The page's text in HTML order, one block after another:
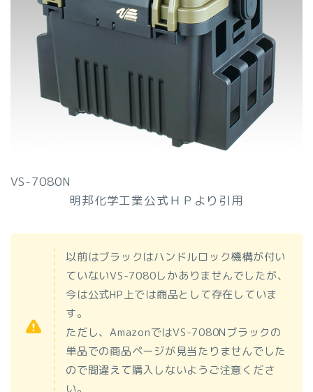
VS-7080N
明邦化学工業公式ＨＰより引用
以前はブラックはハンドルロック機構が付い
ていないVS-7080しかありませんでしたが、
今は公式HP上では商品として存在していま
す。
ただし、AmazonではVS-7080Nブラックの
単品での商品ページが見当たりませんでした
ので間違えて購入しないようご注意くださ